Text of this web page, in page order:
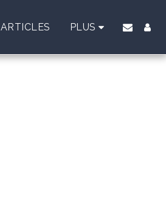
ARTICLES PLUS